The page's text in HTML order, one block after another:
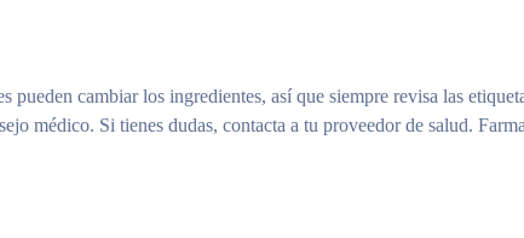
pueden cambiar los ingredientes, así que siempre revisa las
médico. Si tienes dudas, contacta a tu proveedor de salud.